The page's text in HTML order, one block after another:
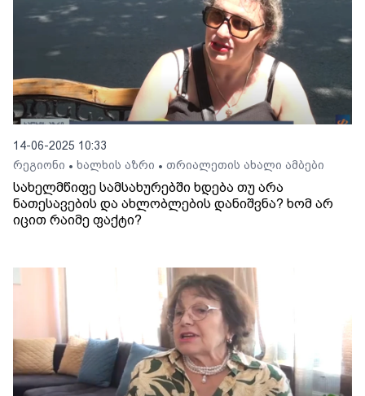
14-06-2025 10:33
რეგიონი • ხალხის აზრი • თრიალეთის ახალი ამბები
სახელმწიფე სამსახურებში ხდება თუ არა
ნათესავების და ახლობლების დანიშვნა? ხომ არ
იცით რაიმე ფაქტი?